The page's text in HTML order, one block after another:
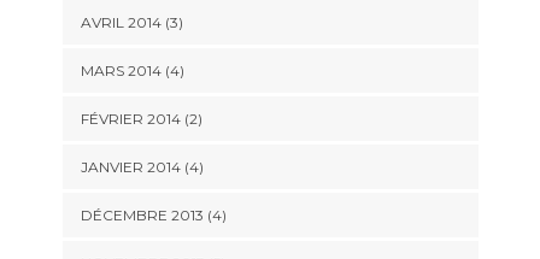
AVRIL 2014(3)
MARS 2014(4)
FÉVRIER 2014(2)
JANVIER 2014(4)
DÉCEMBRE 2013 (4)